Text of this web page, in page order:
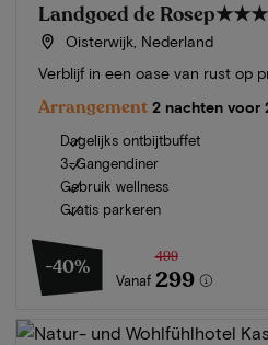
Landgoed de Rosep
Oisterwijk, Nederland
Verblijf in een oase van rust op
Arrangement 2 nachten voor
Dagelijks ontbijtbuffet
3-Gangendiner
Gebruik wellness
Gratis parkeren
-40%
Vanaf
499
299